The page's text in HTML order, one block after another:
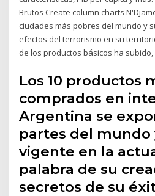
Brutos Create column charts
ciudades más pobres del mundo y
efectos del terrorismo en su
de los productos básicos ha
Los 10 productos
comprados en
Argentina se
partes del mundo
vigente en la
palabra de su
secretos de su